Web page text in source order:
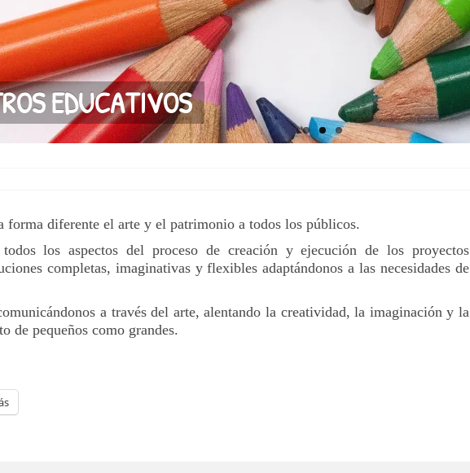
EDUCATIVOS
forma diferente el arte y el patrimonio a todos los públicos.
los aspectos del proceso de creación y ejecución de los proyectos
completas, imaginativas y flexibles adaptándonos a las necesidades de
a través del arte, alentando la creatividad, la imaginación y la
de pequeños como grandes.